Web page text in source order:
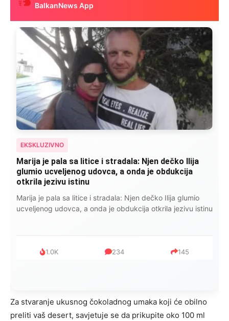
BalkanNews App
EKSKLUZIVNO
Kad se Marin suprug razbolio ona ga kupala,
pelene mu mijenjala: Jedno jutro je poslao po
čokoladu..
Kad se Marin suprug razbolio ona ga kupala, pelene mu
mijenjala: Jedno jutro je poslao po čokoladu..
999 321 234
Za stvaranje ukusnog čokoladnog umaka koji će obilno
preliti vaš desert, savjetuje se da prikupite oko 100 ml